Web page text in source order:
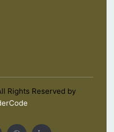
Rights Reserved by